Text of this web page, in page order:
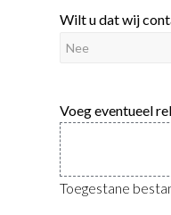
Wilt u dat wij
Voeg eventueel
Toegestane